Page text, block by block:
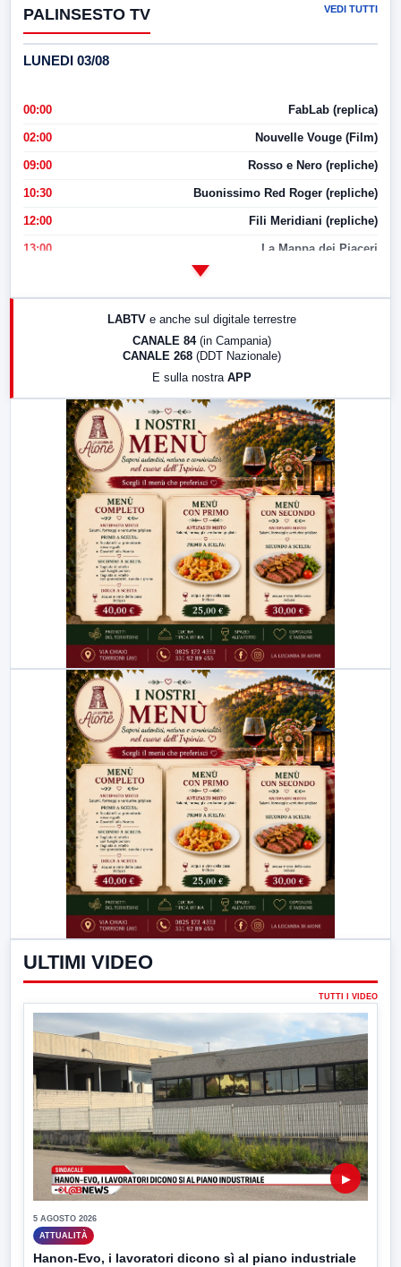
PALINSESTO TV VEDI TUTTI
LUNEDI 03/08
00:00 FabLab (replica)
02:00 Nouvelle Vouge (Film)
09:00 Rosso e Nero (repliche)
10:30 Buonissimo Red Roger (repliche)
12:00 Fili Meridiani (repliche)
13:00 La Mappa dei Piaceri
LabNews (replica)
LABTV e anche sul digitale terrestre
CANALE 84 (in Campania)
CANALE 268 (DDT Nazionale)
E sulla nostra APP
ULTIMI VIDEO
TUTTI I VIDEO
▶
5 AGOSTO 2026
ATTUALITÀ
Hanon-Evo, i lavoratori dicono sì al piano industriale